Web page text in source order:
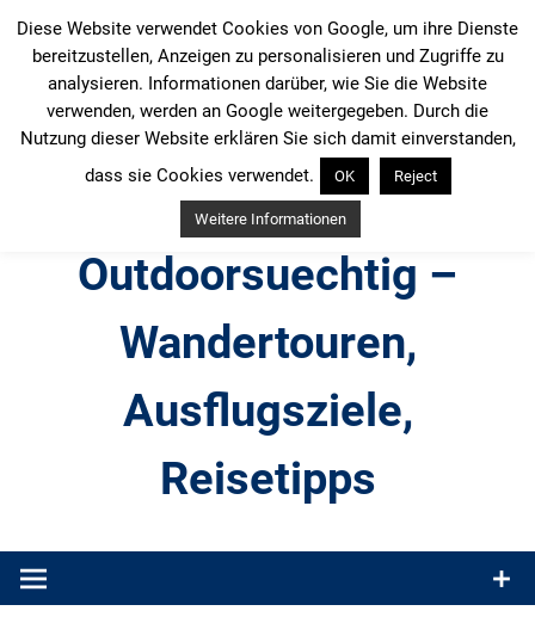
Inhalt
springen
Outdoorsuechtig –
Wandertouren,
Ausflugsziele,
Reisetipps
Produkttests und Buchrezensionen. Ein Blog für alle, die gern
Diese Website verwendet Cookies von Google, um ihre Dienste
bereitzustellen, Anzeigen zu personalisieren und Zugriffe zu
analysieren. Informationen darüber, wie Sie die Website
verwenden, werden an Google weitergegeben. Durch die
Nutzung dieser Website erklären Sie sich damit einverstanden,
dass sie Cookies verwendet.
OK Reject
Weitere Informationen